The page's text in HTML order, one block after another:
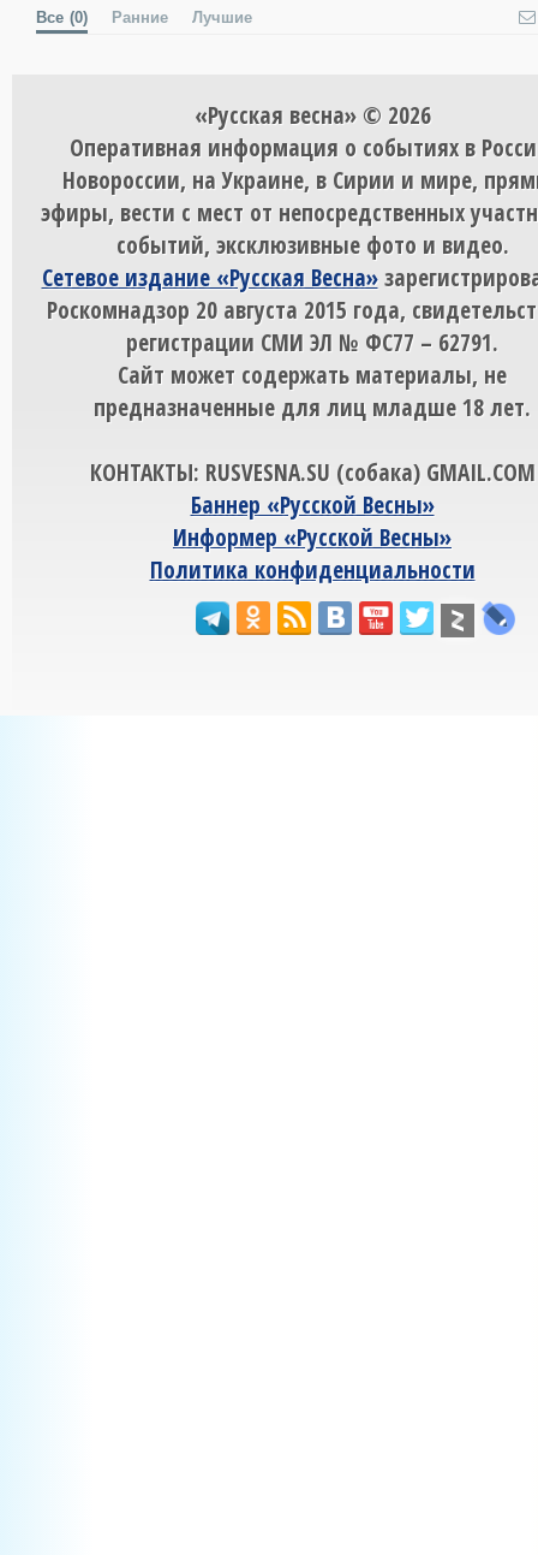
Все (0) Ранние Лучшие
«Русская весна» © 2026
Оперативная информация о событиях в
Новороссии, на Украине, в Сирии и мире,
эфиры, вести с мест от непосредственных
событий, эксклюзивные фото и видео.
Сетевое издание «Русская Весна»
Роскомнадзор 20 августа 2015 года,
регистрации СМИ ЭЛ № ФС77 – 62791.
Сайт может содержать материалы, не
предназначенные для лиц младше 18 лет.
КОНТАКТЫ: RUSVESNA.SU (собака) GMAIL.COM
Баннер «Русской Весны»
Информер «Русской Весны»
Политика конфиденциальности